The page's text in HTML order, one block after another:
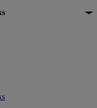
Trucks